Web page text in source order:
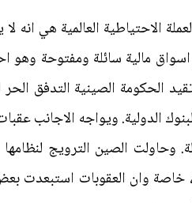
الاحتياطية العالمية هي
مالية سائلة ومفتوحة وهو
الحكومة الصينية التدفق
الدولية. ويواجه الاجانب